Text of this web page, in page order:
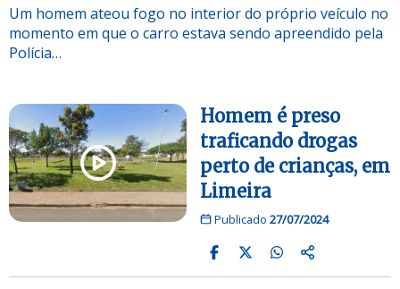
Um homem ateou fogo no interior do próprio veículo no
momento em que o carro estava sendo apreendido pela
Polícia…
Homem é preso
traficando drogas
perto de crianças, em
Limeira
Publicado 27/07/2024